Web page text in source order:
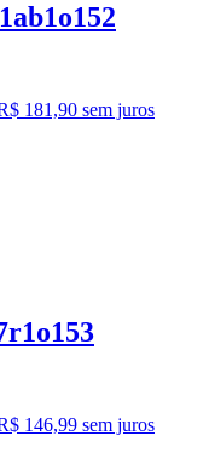
181,90 sem juros
146,99 sem juros